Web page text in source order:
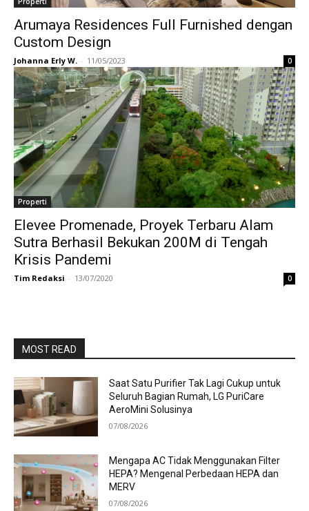
Arumaya Residences Full Furnished dengan
Custom Design
Johanna Erly W. - 11/05/2023 0
Properti
Elevee Promenade, Proyek Terbaru Alam
Sutra Berhasil Bekukan 200M di Tengah
Krisis Pandemi
Tim Redaksi - 13/07/2020 0
MOST READ
Saat Satu Purifier Tak Lagi Cukup untuk
Seluruh Bagian Rumah, LG PuriCare
AeroMini Solusinya
07/08/2026
Mengapa AC Tidak Menggunakan Filter
HEPA? Mengenal Perbedaan HEPA dan
MERV
07/08/2026